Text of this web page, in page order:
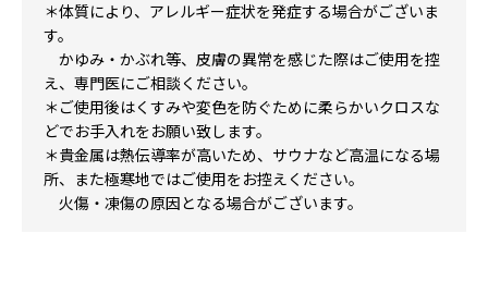
＊体質により、アレルギー症状を発症する場合がございま
す。
かゆみ・かぶれ等、皮膚の異常を感じた際はご使用を控
え、専門医にご相談ください。
＊ご使用後はくすみや変色を防ぐために柔らかいクロスな
どでお手入れをお願い致します。
＊貴金属は熱伝導率が高いため、サウナなど高温になる場
所、また極寒地ではご使用をお控えください。
火傷・凍傷の原因となる場合がございます。